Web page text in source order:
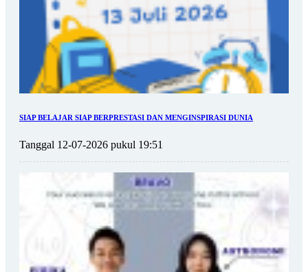
SIAP BELAJAR SIAP BERPRESTASI DAN MENGINSPIRASI DUNIA
Tanggal 12-07-2026 pukul 19:51